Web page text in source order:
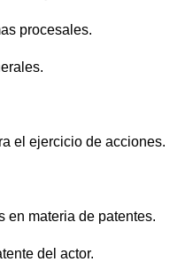
procesales.
el ejercicio de acciones.
en materia de patentes.
del actor.